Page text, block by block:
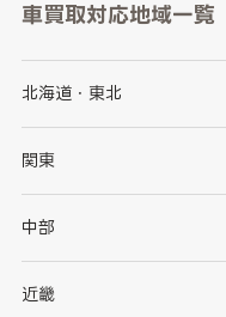
車買取対応地域一覧
北海道・東北
北海道
岩手県
秋田県
関東
茨城県
群馬県
中部
新潟県
近畿